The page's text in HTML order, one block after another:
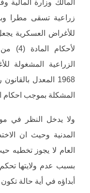
المالك وزارة
زراعية تسقى مطرا
للأغراض العسكرية
المشكلة بموجب احكام
ولا يدخل النظر في
المدنية وحيث ان
العام لا يجوز تخطيه
بسبب عدم ولايتها